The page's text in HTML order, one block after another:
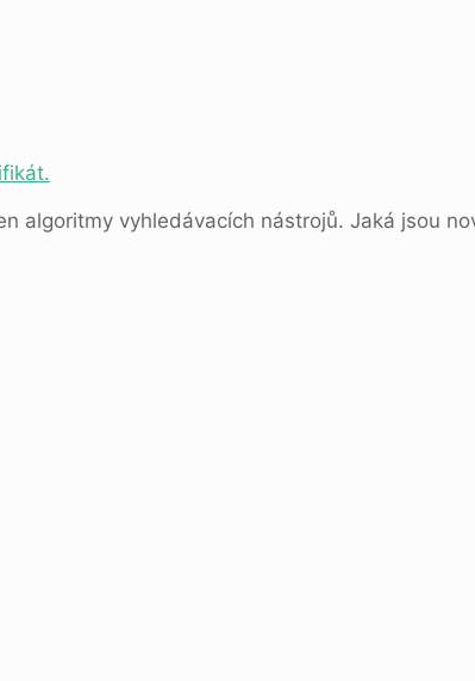
algoritmy vyhledávacích nástrojů. Jaká jsou